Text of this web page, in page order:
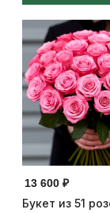
13 600 ₽
Букет из 51